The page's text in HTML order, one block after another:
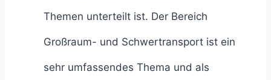
Themen unterteilt ist. Der Bereich
Großraum- und Schwertransport ist ein
sehr umfassendes Thema und als